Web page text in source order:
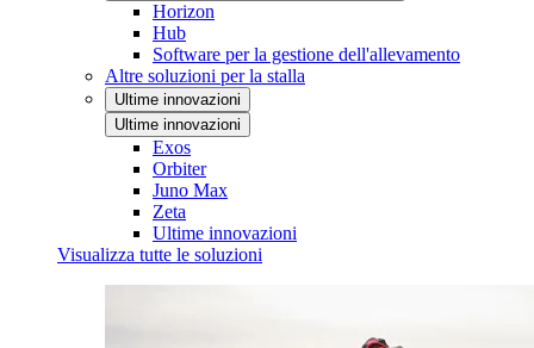
Horizon
Hub
Software per la gestione dell'allevamento
Altre soluzioni per la stalla
Ultime innovazioni
Ultime innovazioni
Exos
Orbiter
Juno Max
Zeta
Ultime innovazioni
Visualizza tutte le soluzioni